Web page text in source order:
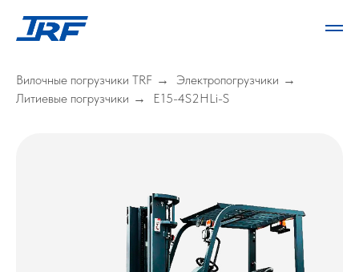
Вилочные погрузчики TRF → Электропогрузчики →
Литиевые погрузчики → E15-4S2HLi-S